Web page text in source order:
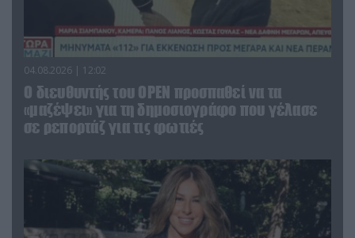
04.08.2026 | 12:02
O διευθυντής του OPEN προσπαθεί να τα
«μαζέψει» για τη δημοσιογράφο που γέλασε
σε ρεπορτάζ για τις φωτιές